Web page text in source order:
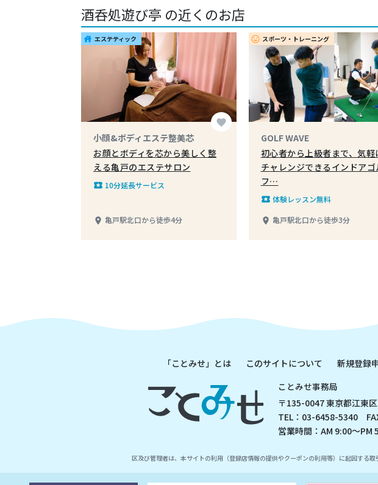
酒呑処遊び亭 の近くのお店
house エステティック
favorite
小顔&ボディエステ整美芯
お顔とボディを芯から美しく整
える亀戸のエステサロン
local_play 10分延長サービス
place 亀戸駅北口から徒歩4分
insert_emoticon スポーツ・トレーニング
GOLF WAVE
初心者から上級者まで、気軽
チャレンジできるインドアゴ
フ…
local_play 体験レッスン無料
place 亀戸駅北口から徒歩3分
「ことみせ」とは このサイトについて 新規登録
ことみせ事務局
〒135-0047 東京都江東
TEL：03-6458-5340
営業時間：AM 9:00～
区及び管理者は、本サイトの利用（登録店情報の提供やクーポンの利用等）に起因する